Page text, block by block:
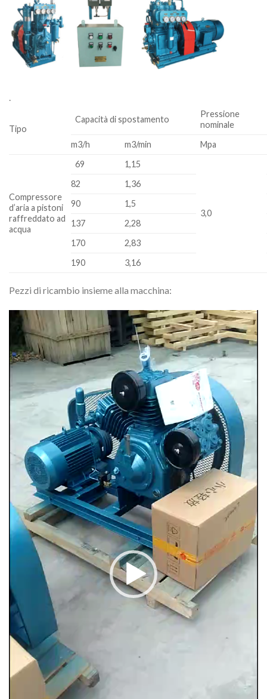
.
Tipo
Capacità di spostamento
Pressione
nominale
m3/h
m3/min Mpa
Compressore
d’aria a pistoni
raffreddato ad
acqua
69 1,15
3,0
82
1,36
90
1,5
137
2,28
170
2,83
190
3,16
Pezzi di ricambio insieme alla macchina:
Video
Player